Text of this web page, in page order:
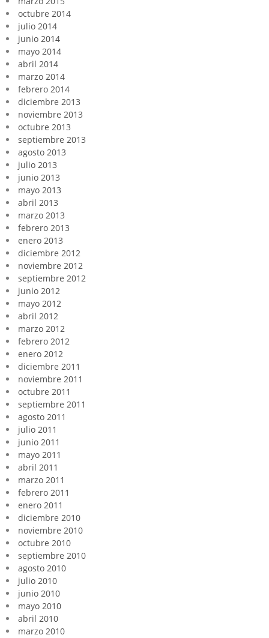
octubre 2014
julio 2014
junio 2014
mayo 2014
abril 2014
marzo 2014
febrero 2014
diciembre 2013
noviembre 2013
octubre 2013
septiembre 2013
agosto 2013
julio 2013
junio 2013
mayo 2013
abril 2013
marzo 2013
febrero 2013
enero 2013
diciembre 2012
noviembre 2012
septiembre 2012
junio 2012
mayo 2012
abril 2012
marzo 2012
febrero 2012
enero 2012
diciembre 2011
noviembre 2011
octubre 2011
septiembre 2011
agosto 2011
julio 2011
junio 2011
mayo 2011
abril 2011
marzo 2011
febrero 2011
enero 2011
diciembre 2010
noviembre 2010
octubre 2010
septiembre 2010
agosto 2010
julio 2010
junio 2010
mayo 2010
abril 2010
marzo 2010